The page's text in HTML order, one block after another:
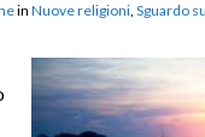
in Nuove religioni Sguardo